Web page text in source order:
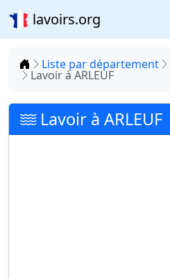
lavoirs.org
Accueil
Liste par département
Lavoir à ARLEUF
Lavoir à ARLEUF